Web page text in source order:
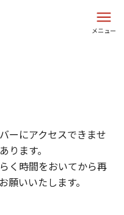
メニュー
ーにアクセスできませ
ります。
く時間をおいてから再
いいたします。